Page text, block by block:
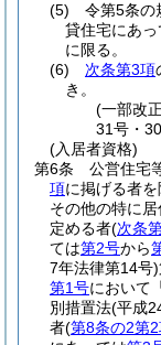
(5)
令第5条の
貸住宅にあ
に限る。
(6)
次条第3項
き。
(一部改
31号・
(入居者資格)
第6条
公営住宅
項に掲げる者
その他の特に
定める者(次条
ては第2号から
7年法律第14号)
第1号において
別措置法(平成
者(第8条の2第